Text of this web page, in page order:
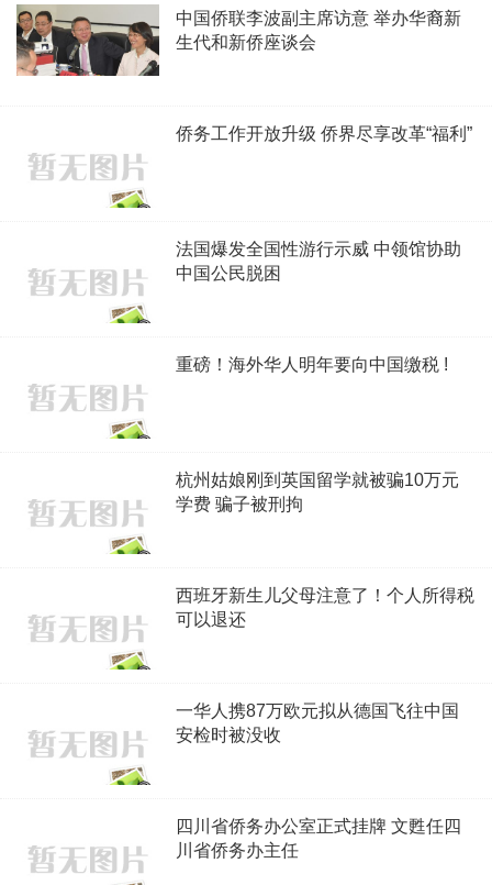
中国侨联李波副主席访意 举办华裔新
生代和新侨座谈会
侨务工作开放升级 侨界尽享改革“福利”
法国爆发全国性游行示威 中领馆协助
中国公民脱困
重磅！海外华人明年要向中国缴税 !
杭州姑娘刚到英国留学就被骗10万元
学费 骗子被刑拘
西班牙新生儿父母注意了！个人所得税
可以退还
一华人携87万欧元拟从德国飞往中国
安检时被没收
四川省侨务办公室正式挂牌 文甦任四
川省侨务办主任